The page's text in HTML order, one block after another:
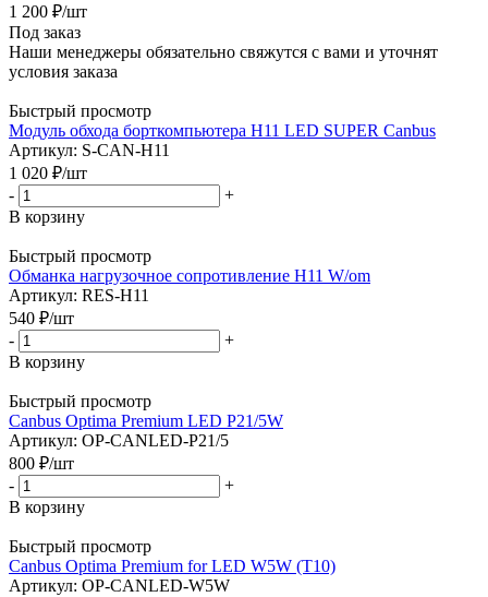
1 200 ₽/шт
Под заказ
Наши менеджеры обязательно свяжутся с вами и уточнят
условия заказа
Быстрый просмотр
Модуль обхода борткомпьютера H11 LED SUPER Canbus
Артикул: S-CAN-H11
1 020 ₽/шт
-
+
В корзину
Быстрый просмотр
Обманка нагрузочное сопротивление H11 W/оm
Артикул: RES-H11
540 ₽/шт
-
+
В корзину
Быстрый просмотр
Canbus Optima Premium LED P21/5W
Артикул: OP-CANLED-P21/5
800 ₽/шт
-
+
В корзину
Быстрый просмотр
Canbus Optima Premium for LED W5W (T10)
Артикул: OP-CANLED-W5W